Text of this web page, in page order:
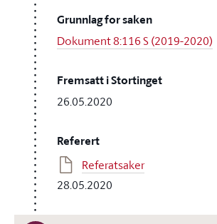
Grunnlag for saken
Dokument 8:116 S (2019-2020)
Fremsatt i Stortinget
26.05.2020
Referert
Referatsaker
28.05.2020